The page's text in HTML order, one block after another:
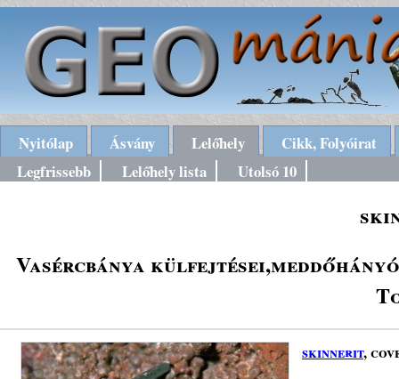
Nyitólap Ásvány Lelőhely
Cikk, Folyóirat
Legfrissebb
Lelőhely lista Utolsó 10
Vasércbánya
skinnerit,